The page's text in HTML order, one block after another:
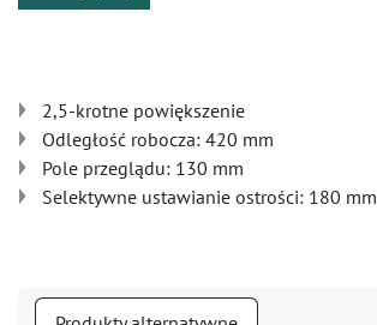
2,5-krotne powiększenie
Odległość robocza: 420 mm
Pole przeglądu: 130 mm
Selektywne ustawianie ostrości: 180 mm